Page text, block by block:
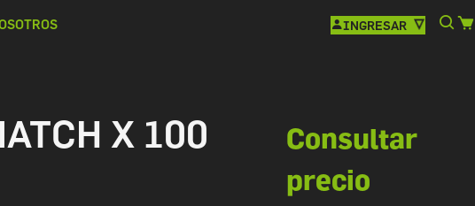
INGRESAR
X 100
Consultar
precio